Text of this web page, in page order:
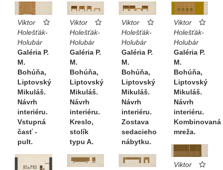
Viktor
Holešťák-
Holubár
Galéria P.
M.
Bohúňa,
Liptovský
Mikuláš.
Návrh
interiéru.
Vstupná
časť -
pult.
Viktor
Holešťák-
Holubár
Galéria P.
M.
Bohúňa,
Liptovský
Mikuláš.
Návrh
interiéru.
Kreslo,
stolík
typu A.
Viktor
Holešťák-
Holubár
Galéria P.
M.
Bohúňa,
Liptovský
Mikuláš.
Návrh
interiéru.
Zostava
sedacieho
nábytku.
Viktor
Holešťák-
Holubár
Galéria P.
M.
Bohúňa,
Liptovský
Mikuláš.
Návrh
interiéru.
Kombinovaná
mreža.
Viktor